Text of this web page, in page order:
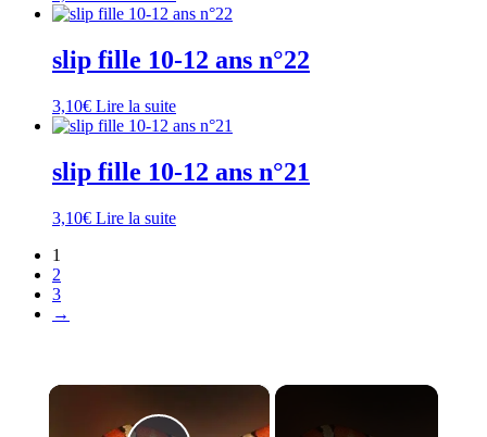
slip fille 10-12 ans n°22
3,10€ Lire la suite
slip fille 10-12 ans n°21
3,10€ Lire la suite
1
2
3
→
×